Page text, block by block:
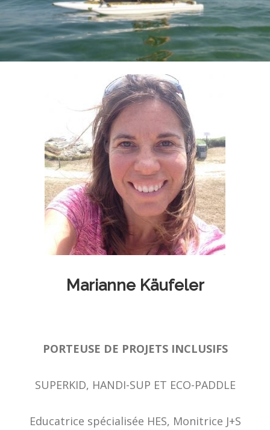
Marianne Käufeler
PORTEUSE DE PROJETS INCLUSIFS
SUPERKID, HANDI-SUP ET ECO-PADDLE
Educatrice spécialisée HES, Monitrice J+S